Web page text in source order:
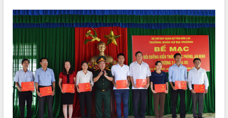
VIDEO
Không có file video nào để phát.
ALBUM ẢNH